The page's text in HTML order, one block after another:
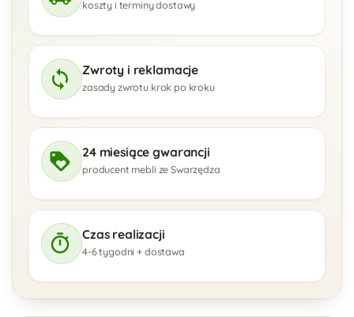
koszty i terminy dostawy
Zwroty i reklamacje
zasady zwrotu krok po kroku
24 miesiące gwarancji
producent mebli ze Swarzędza
Czas realizacji
4-6 tygodni + dostawa